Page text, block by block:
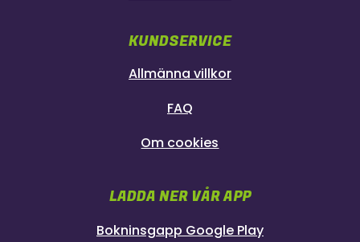
KUNDSERVICE
Allmänna villkor
FAQ
Om cookies
LADDA NER VÅR APP
Bokninsgapp Google Play